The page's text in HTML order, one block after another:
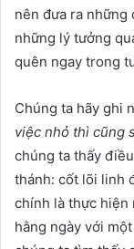
nên đưa ra những
những lý tưởng
quên ngay trong
Chúng ta hãy ghi
việc nhỏ thì cũng
chúng ta thấy
thánh: cốt lõi linh
chính là thực hiện
hằng ngày với